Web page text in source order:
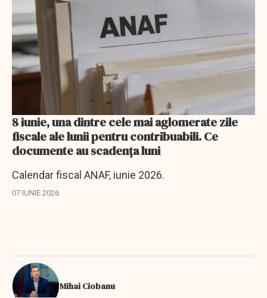
8 iunie, una dintre cele mai aglomerate zile
fiscale ale lunii pentru contribuabili. Ce
documente au scadenţa luni
Calendar fiscal ANAF, iunie 2026.
07 IUNIE 2026
Mihai Ciobanu